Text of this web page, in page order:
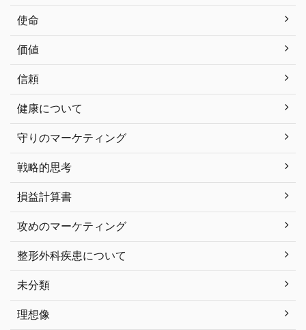
使命
価値
信頼
健康について
守りのマーケティング
戦略的思考
損益計算書
攻めのマーケティング
整形外科疾患について
未分類
理想像